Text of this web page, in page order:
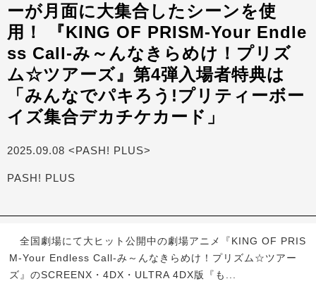
ーが月面に大集合したシーンを使
用！ 『KING OF PRISM-Your Endle
ss Call-み～んなきらめけ！プリズ
ム☆ツアーズ』第4弾入場者特典は
「みんなでパキろう!プリティーボー
イズ集合デカチケカード」
2025.09.08 <PASH! PLUS>
PASH! PLUS
全国劇場にて大ヒット公開中の劇場アニメ『KING OF PRIS
M-Your Endless Call-み～んなきらめけ！プリズム☆ツアー
ズ』のSCREENX・4DX・ULTRA 4DX版『も...